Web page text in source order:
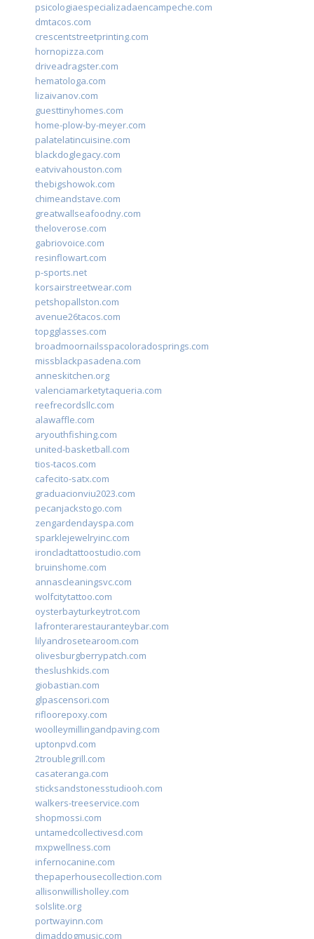
psicologiaespecializadaencampeche.com
dmtacos.com
crescentstreetprinting.com
hornopizza.com
driveadragster.com
hematologa.com
lizaivanov.com
guesttinyhomes.com
home-plow-by-meyer.com
palatelatincuisine.com
blackdoglegacy.com
eatvivahouston.com
thebigshowok.com
chimeandstave.com
greatwallseafoodny.com
theloverose.com
gabriovoice.com
resinflowart.com
p-sports.net
korsairstreetwear.com
petshopallston.com
avenue26tacos.com
topgglasses.com
broadmoornailsspacoloradosprings.com
missblackpasadena.com
anneskitchen.org
valenciamarketytaqueria.com
reefrecordsllc.com
alawaffle.com
aryouthfishing.com
united-basketball.com
tios-tacos.com
cafecito-satx.com
graduacionviu2023.com
pecanjackstogo.com
zengardendayspa.com
sparklejewelryinc.com
ironcladtattoostudio.com
bruinshome.com
annascleaningsvc.com
wolfcitytattoo.com
oysterbayturkeytrot.com
lafronterarestauranteybar.com
lilyandrosetearoom.com
olivesburgberrypatch.com
theslushkids.com
giobastian.com
glpascensori.com
rifloorepoxy.com
woolleymillingandpaving.com
uptonpvd.com
2troublegrill.com
casateranga.com
sticksandstonesstudiooh.com
walkers-treeservice.com
shopmossi.com
untamedcollectivesd.com
mxpwellness.com
infernocanine.com
thepaperhousecollection.com
allisonwillisholley.com
solslite.org
portwayinn.com
djmaddogmusic.com